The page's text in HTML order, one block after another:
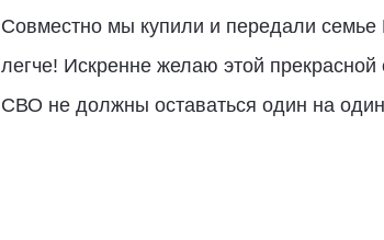
Совместно мы купили и передали
легче! Искренне желаю этой
СВО не должны оставаться один на